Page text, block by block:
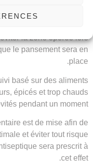
sur les gencives afin
la zone opérée lors
le pansement sera en
place.
basé sur des aliments
épicés et trop chauds
pendant un moment.
est de mise afin de
et éviter tout risque
sera prescrit à
cet effet.